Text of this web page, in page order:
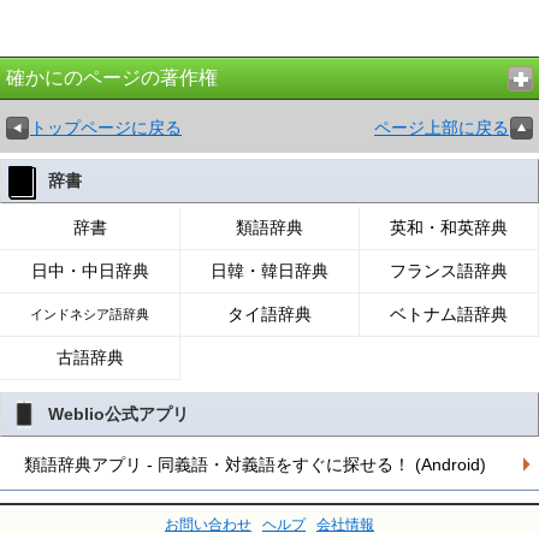
確かにのページの著作権
トップページに戻る ページ上部に戻る
辞書
辞書 類語辞典 英和・和英辞典
日中・中日辞典 日韓・韓日辞典 フランス語辞典
インドネシア語辞典 タイ語辞典 ベトナム語辞典
古語辞典
Weblio公式アプリ
類語辞典アプリ - 同義語・対義語をすぐに探せる！ (Android)
お問い合わせ ヘルプ 会社情報